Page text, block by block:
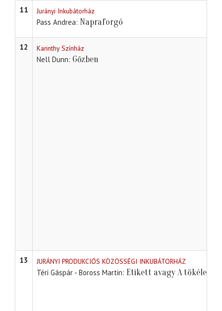
11
Jurányi Inkubátorház
Pass Andrea Napraforgó
12 Karinthy Színház
Nell Dunn Gőzben
13 JURÁNYI PRODUKCIÓS KÖZÖSSÉGI INKUBÁTORHÁZ
Téri Gáspár - Boross Martin Etikett avagy A tökéletes